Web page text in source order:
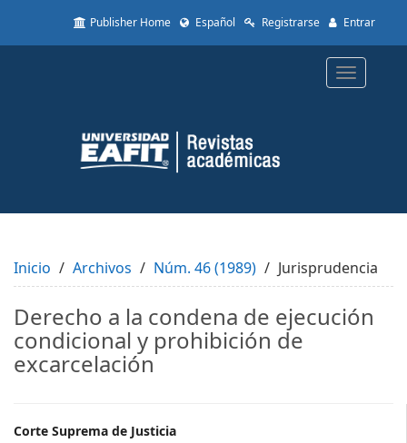
to
Content
Sidebar
Publisher Home Español Registrarse Entrar
Toggle
Inicio Archivos Núm. 46 (1989) Jurisprudencia
Derecho a la condena de ejecución
condicional y prohibición de
excarcelación
Corte Suprema de Justicia